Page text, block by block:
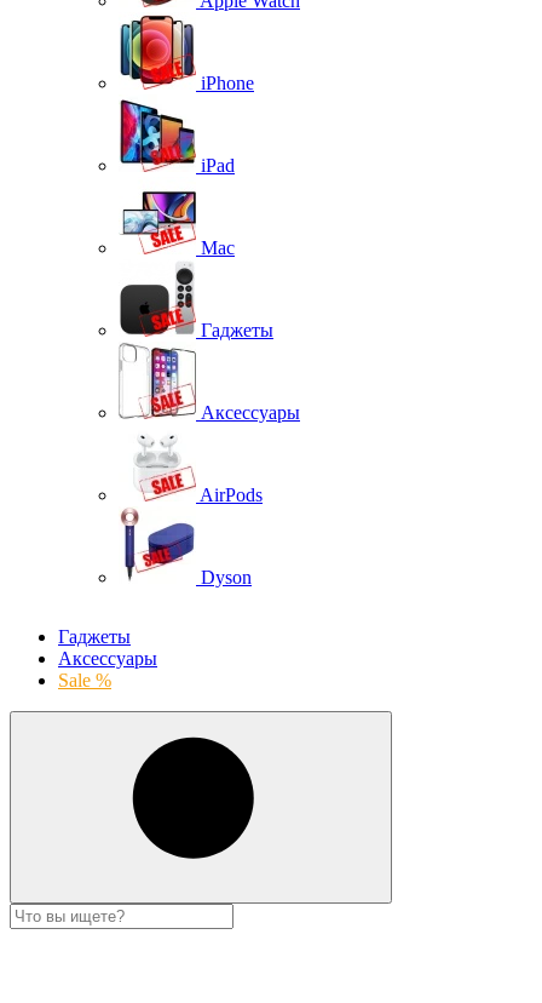
iPhone
iPad
Mac
Гаджеты
Аксессуары
AirPods
Dyson
Гаджеты
Аксессуары
Sale %